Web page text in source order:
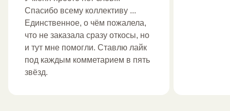
Спасибо всему коллективу ...
Единственное, о чём пожалела,
что не заказала сразу откосы, но
и тут мне помогли. Ставлю лайк
под каждым комметарием в пять
звёзд.